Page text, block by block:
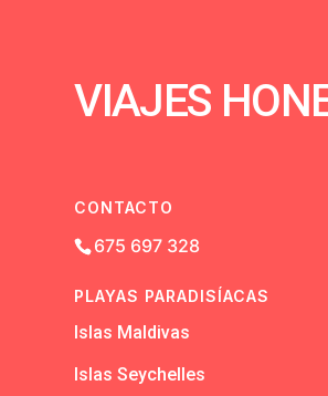
VIAJES
CONTACTO
675 697 328
PLAYAS PARADISÍACAS
Islas Maldivas
Islas Seychelles